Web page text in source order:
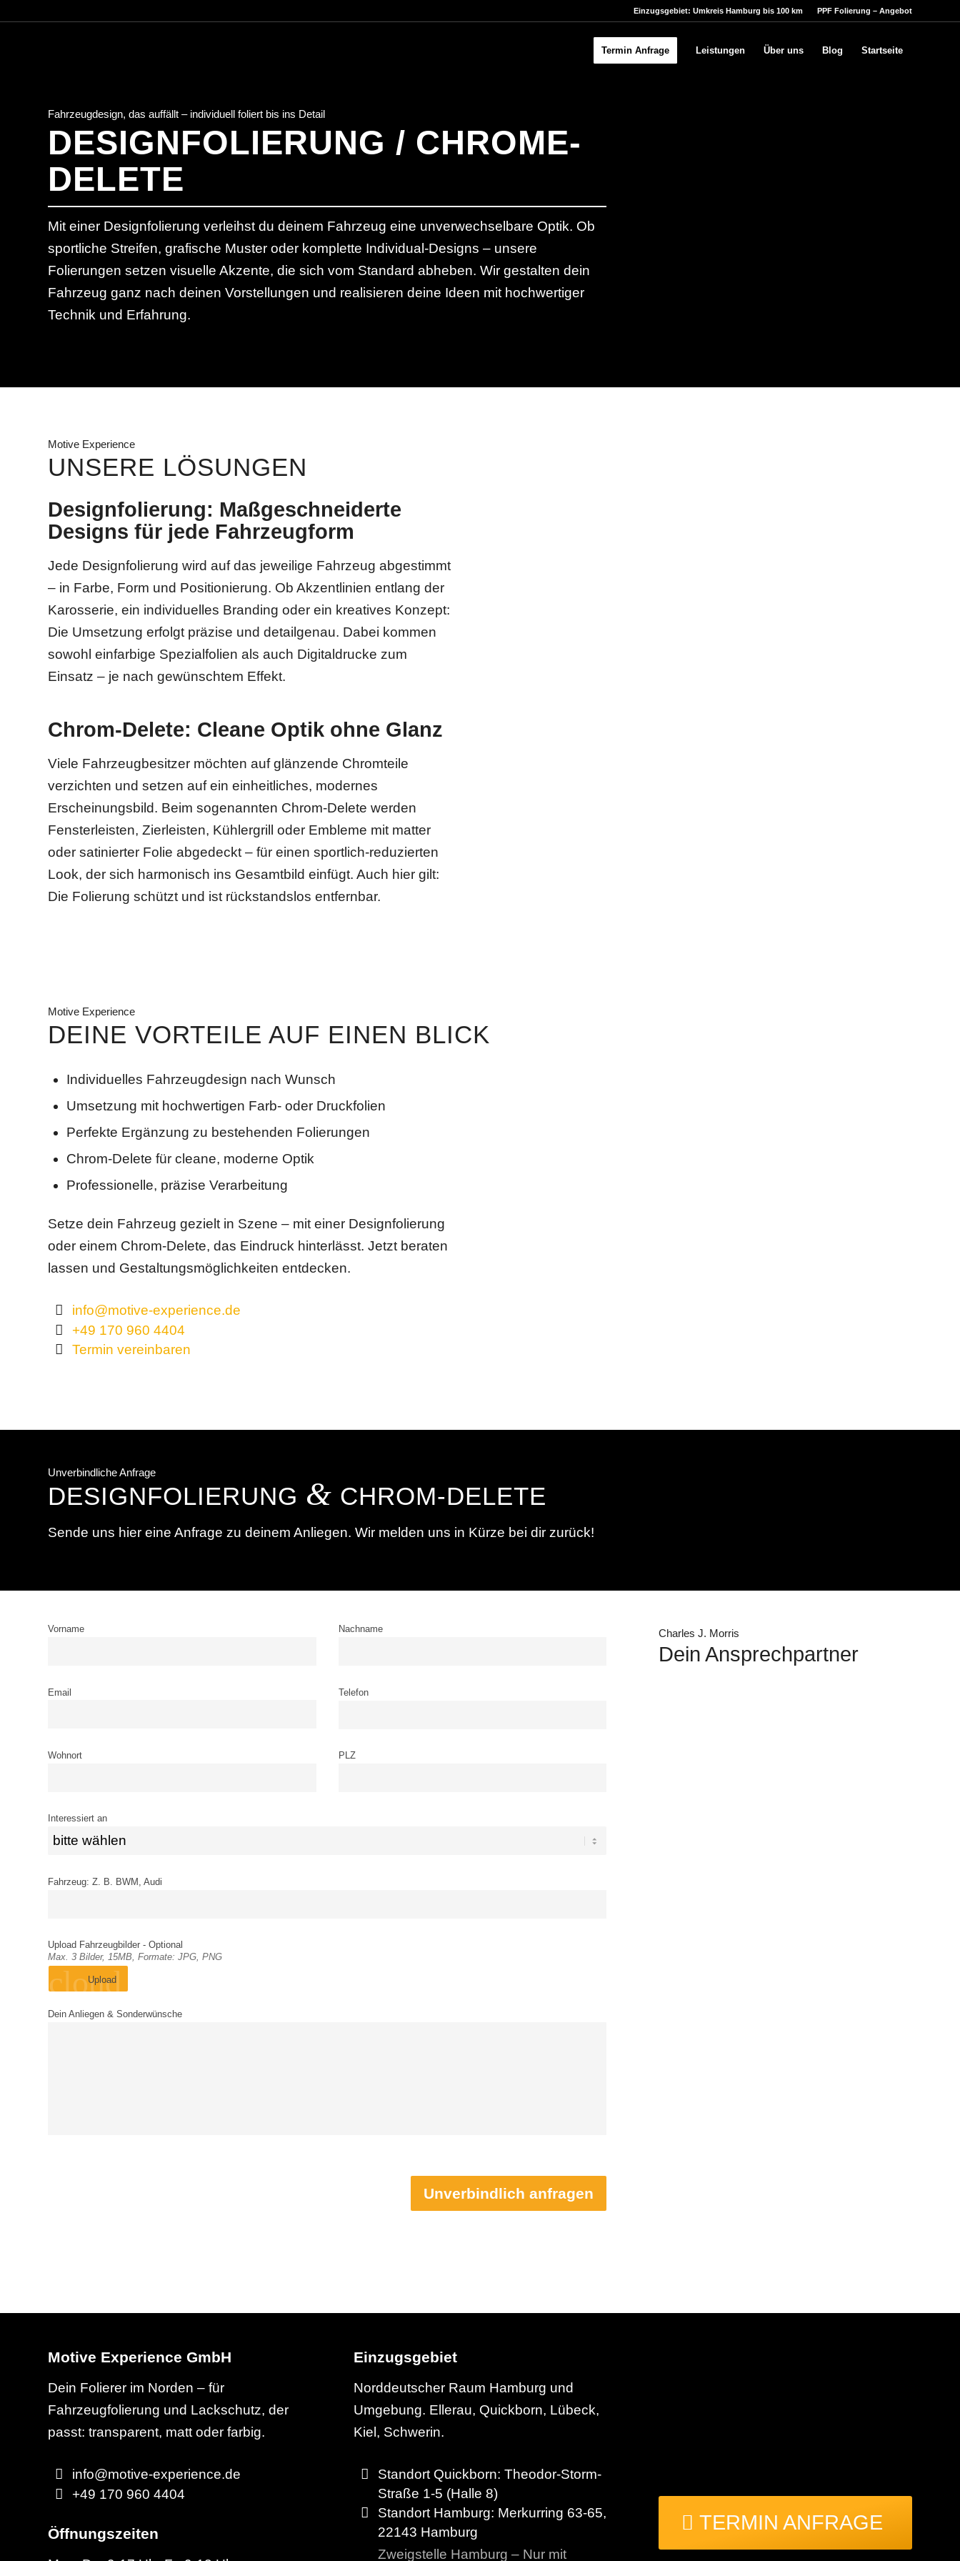
PPF Folierung – Angebot
Einzugsgebiet: Umkreis Hamburg bis 100 km
Termin Anfrage Leistungen Über uns Blog Startseite
Fahrzeugdesign, das auffällt – individuell foliert bis ins Detail
DESIGNFOLIERUNG / CHROME-
DELETE
Mit einer Designfolierung verleihst du deinem Fahrzeug eine unverwechselbare Optik. Ob
sportliche Streifen, grafische Muster oder komplette Individual-Designs – unsere
Folierungen setzen visuelle Akzente, die sich vom Standard abheben. Wir gestalten dein
Fahrzeug ganz nach deinen Vorstellungen und realisieren deine Ideen mit hochwertiger
Technik und Erfahrung.
Motive Experience
UNSERE LÖSUNGEN
Designfolierung: Maßgeschneiderte
Designs für jede Fahrzeugform
Jede Designfolierung wird auf das jeweilige Fahrzeug abgestimmt
– in Farbe, Form und Positionierung. Ob Akzentlinien entlang der
Karosserie, ein individuelles Branding oder ein kreatives Konzept:
Die Umsetzung erfolgt präzise und detailgenau. Dabei kommen
sowohl einfarbige Spezialfolien als auch Digitaldrucke zum
Einsatz – je nach gewünschtem Effekt.
Chrom-Delete: Cleane Optik ohne Glanz
Viele Fahrzeugbesitzer möchten auf glänzende Chromteile
verzichten und setzen auf ein einheitliches, modernes
Erscheinungsbild. Beim sogenannten Chrom-Delete werden
Fensterleisten, Zierleisten, Kühlergrill oder Embleme mit matter
oder satinierter Folie abgedeckt – für einen sportlich-reduzierten
Look, der sich harmonisch ins Gesamtbild einfügt. Auch hier gilt:
Die Folierung schützt und ist rückstandslos entfernbar.
Motive Experience
DEINE VORTEILE AUF EINEN BLICK
Individuelles Fahrzeugdesign nach Wunsch
Umsetzung mit hochwertigen Farb- oder Druckfolien
Perfekte Ergänzung zu bestehenden Folierungen
Chrom-Delete für cleane, moderne Optik
Professionelle, präzise Verarbeitung
Setze dein Fahrzeug gezielt in Szene – mit einer Designfolierung
oder einem Chrom-Delete, das Eindruck hinterlässt. Jetzt beraten
lassen und Gestaltungsmöglichkeiten entdecken.
info@motive-experience.de
+49 170 960 4404
Termin vereinbaren
Unverbindliche Anfrage
DESIGNFOLIERUNG & CHROM-DELETE
Sende uns hier eine Anfrage zu deinem Anliegen. Wir melden uns in Kürze bei dir zurück!
Vorname Nachname
Email Telefon
Wohnort PLZ
Interessiert an
Fahrzeug: Z. B. BWM, Audi
Upload Fahrzeugbilder - Optional
Max. 3 Bilder, 15MB, Formate: JPG, PNG
cloud_upload
Upload
Dein Anliegen & Sonderwünsche
Unverbindlich anfragen
Charles J. Morris
Dein Ansprechpartner
Motive Experience GmbH
Dein Folierer im Norden – für
Fahrzeugfolierung und Lackschutz, der
passt: transparent, matt oder farbig.
info@motive-experience.de
+49 170 960 4404
Öffnungszeiten
Einzugsgebiet
Norddeutscher Raum Hamburg und
Umgebung. Ellerau, Quickborn, Lübeck,
Kiel, Schwerin.
Standort Quickborn: Theodor-Storm-
Straße 1-5 (Halle 8)
Standort Hamburg: Merkurring 63-65,
22143 Hamburg
Zweigstelle Hamburg – Nur mit
TERMIN ANFRAGE